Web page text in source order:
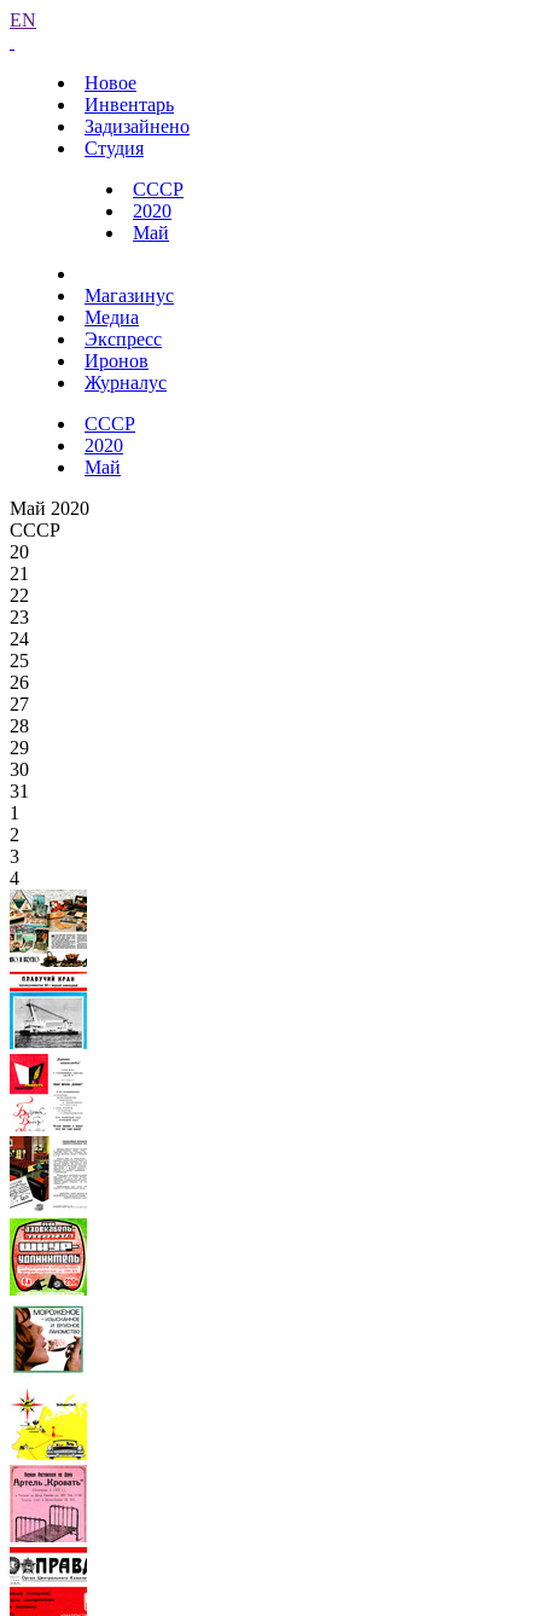
EN
Новое
Инвентарь
Задизайнено
Студия
СССР
2020
Май
Магазинус
Медиа
Экспресс
Иронов
Журналус
СССР
2020
Май
Май 2020
СССР
20
21
22
23
24
25
26
27
28
29
30
31
1
2
3
4